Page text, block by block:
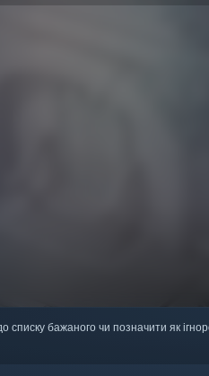
списку бажаного чи позначити як